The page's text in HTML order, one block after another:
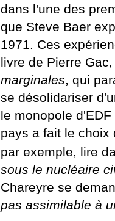
dans l'une des
que Steve Baer
1971. Ces
livre de Pierre
marginales, qui
se désolidariser
le monopole
pays a fait le choix
par exemple, lire
sous le nucléaire
Chareyre se
pas assimilable à